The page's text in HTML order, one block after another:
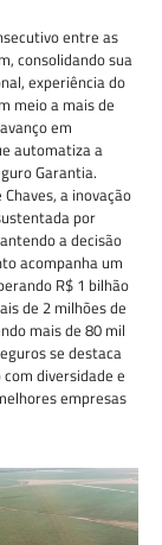
entre as
consolidando sua
experiência do
meio a mais de
em
automatiza a
Garantia.
a inovação
por
a decisão
acompanha um
R$ 1 bilhão
de 2 milhões de
mais de 80 mil
se destaca
diversidade e
empresas